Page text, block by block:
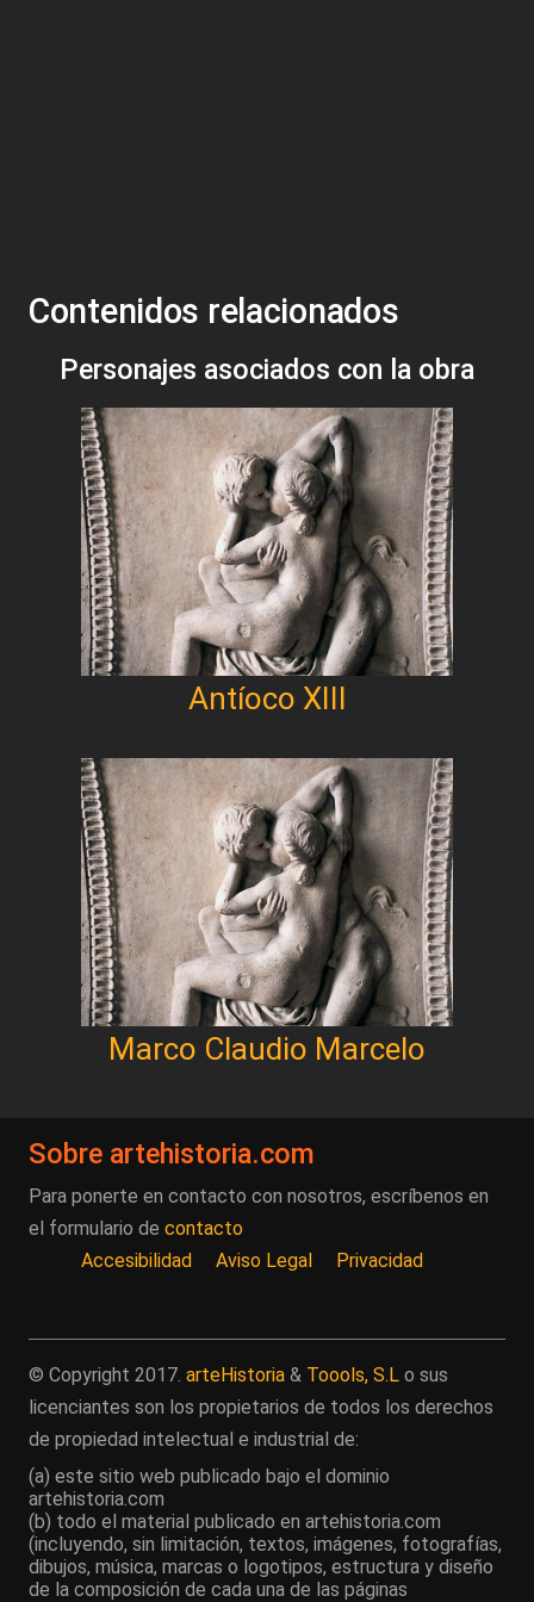
Contenidos relacionados
Personajes asociados con la obra
Antíoco XIII
Marco Claudio Marcelo
Sobre artehistoria.com
Para ponerte en contacto con nosotros, escríbenos en
el formulario de contacto
Accesibilidad
Aviso Legal Privacidad
© Copyright 2017. arteHistoria & Toools, S.L o sus
licenciantes son los propietarios de todos los derechos
de propiedad intelectual e industrial de:
(a) este sitio web publicado bajo el dominio
artehistoria.com
(b) todo el material publicado en artehistoria.com
(incluyendo, sin limitación, textos, imágenes, fotografías,
dibujos, música, marcas o logotipos, estructura y diseño
de la composición de cada una de las páginas